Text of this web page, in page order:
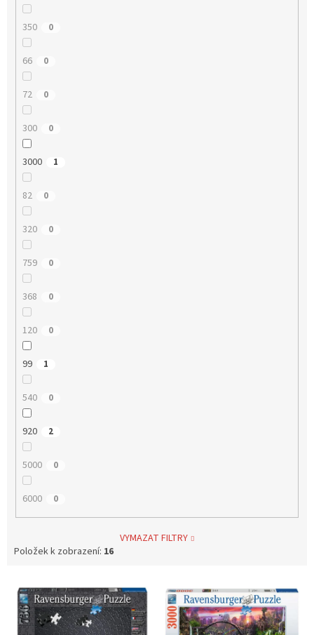
350 0
66 0
72 0
300 0
3000 1
82 0
320 0
759 0
368 0
120 0
99 1
540 0
920 2
5000 0
6000 0
VYMAZAT FILTRY
Položek k zobrazení: 16